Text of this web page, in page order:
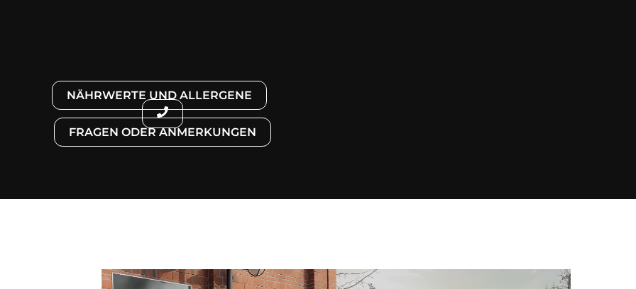
NÄHRWERTE UND ALLERGENE
FRAGEN ODER ANMERKUNGEN